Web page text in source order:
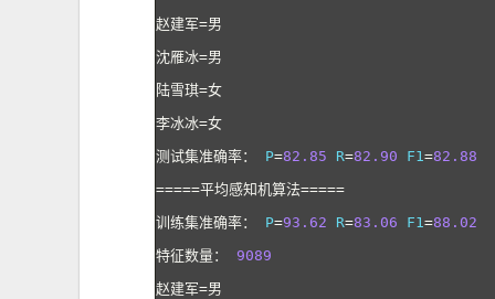
赵建军=男
沈雁冰=男
陆雪琪=女
李冰冰=女
测试集准确率：
P=82.85 R=82.90 F1=82.88
=====平均感知机算法=====
训练集准确率：
P=93.62 R=83.06 F1=88.02
特征数量：
9089
赵建军=男